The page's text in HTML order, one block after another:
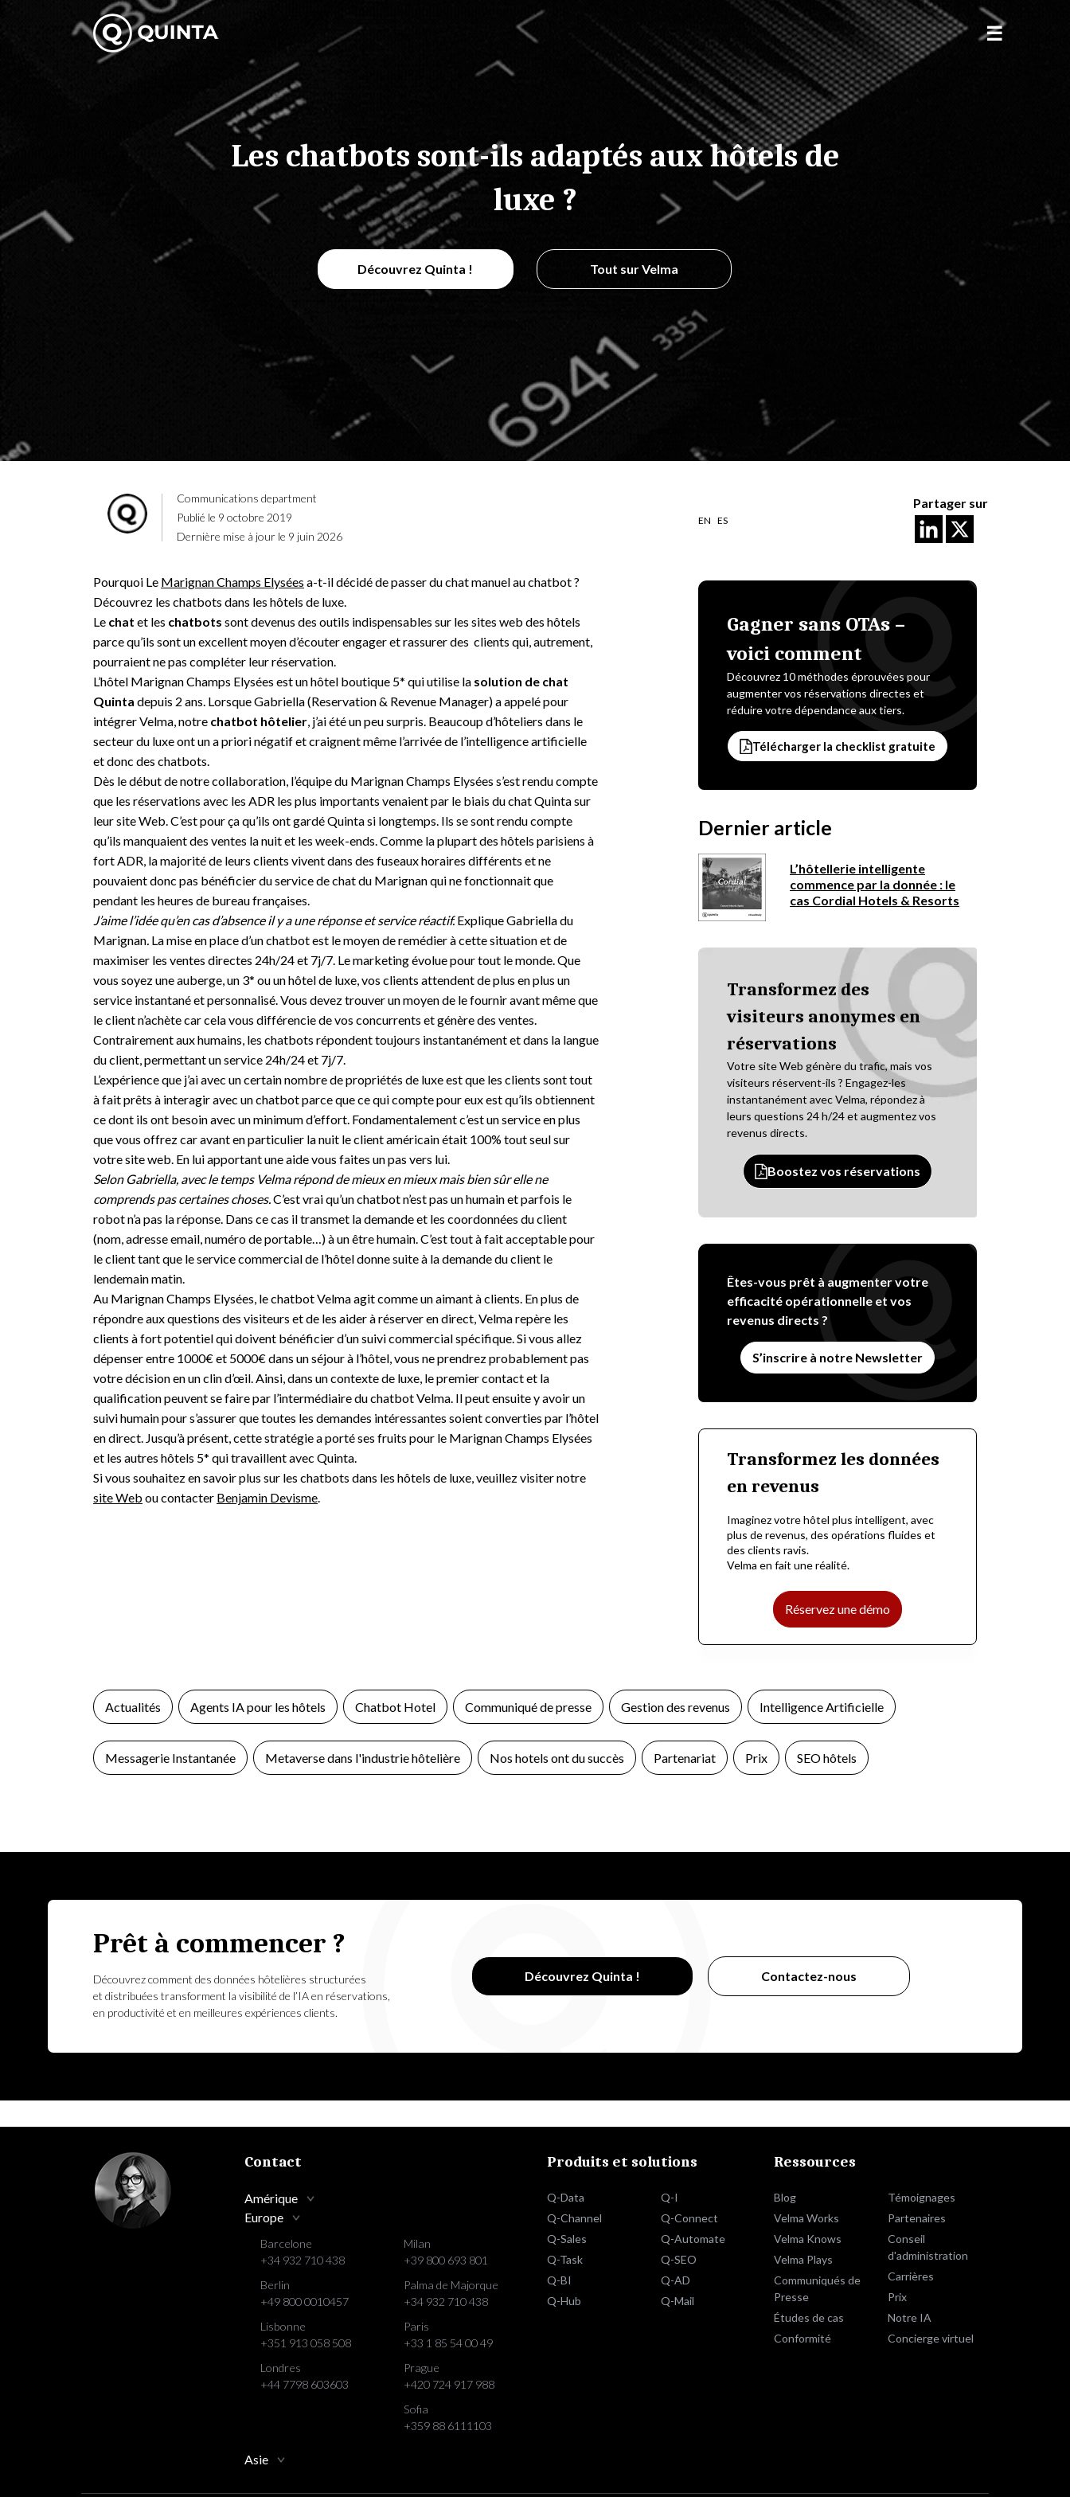
Les chatbots sont-ils adaptés aux hôtels de
luxe ?
Découvrez Quinta ! Tout sur Velma
Communications department
Publié le 9 octobre 2019
Dernière mise à jour le 9 juin 2026
EN ES
Partager sur
Pourquoi Le Marignan Champs Elysées a-t-il décidé de passer du chat manuel au chatbot ?
Découvrez les chatbots dans les hôtels de luxe.
Le chat et les chatbots sont devenus des outils indispensables sur les sites web des hôtels
parce qu’ils sont un excellent moyen d’écouter engager et rassurer des clients qui, autrement,
pourraient ne pas compléter leur réservation.
L’hôtel Marignan Champs Elysées est un hôtel boutique 5* qui utilise la solution de chat
Quinta depuis 2 ans. Lorsque Gabriella (Reservation & Revenue Manager) a appelé pour
intégrer Velma, notre chatbot hôtelier, j’ai été un peu surpris. Beaucoup d’hôteliers dans le
secteur du luxe ont un a priori négatif et craignent même l’arrivée de l’intelligence artificielle
et donc des chatbots.
Dès le début de notre collaboration, l’équipe du Marignan Champs Elysées s’est rendu compte
que les réservations avec les ADR les plus importants venaient par le biais du chat Quinta sur
leur site Web. C’est pour ça qu’ils ont gardé Quinta si longtemps. Ils se sont rendu compte
qu’ils manquaient des ventes la nuit et les week-ends. Comme la plupart des hôtels parisiens à
fort ADR, la majorité de leurs clients vivent dans des fuseaux horaires différents et ne
pouvaient donc pas bénéficier du service de chat du Marignan qui ne fonctionnait que
pendant les heures de bureau françaises.
J’aime l’idée qu’en cas d’absence il y a une réponse et service réactif.Explique Gabriella du
Marignan. La mise en place d’un chatbot est le moyen de remédier à cette situation et de
maximiser les ventes directes 24h/24 et 7j/7. Le marketing évolue pour tout le monde. Que
vous soyez une auberge, un 3* ou un hôtel de luxe, vos clients attendent de plus en plus un
service instantané et personnalisé. Vous devez trouver un moyen de le fournir avant même que
le client n’achète car cela vous différencie de vos concurrents et génère des ventes.
Contrairement aux humains, les chatbots répondent toujours instantanément et dans la langue
du client, permettant un service 24h/24 et 7j/7.
L’expérience que j’ai avec un certain nombre de propriétés de luxe est que les clients sont tout
à fait prêts à interagir avec un chatbot parce que ce qui compte pour eux est qu’ils obtiennent
ce dont ils ont besoin avec un minimum d’effort. Fondamentalement c’est un service en plus
que vous offrez car avant en particulier la nuit le client américain était 100% tout seul sur
votre site web. En lui apportant une aide vous faites un pas vers lui.
Selon Gabriella, avec le temps Velma répond de mieux en mieux mais bien sûr elle ne
comprends pas certaines choses.C’est vrai qu’un chatbot n’est pas un humain etparfois le
robot n’a pas la réponse. Dans ce cas il transmet la demande et les coordonnées du client
(nom, adresse email, numéro de portable…) à un être humain. C’est tout à fait acceptable pour
le client tant que le service commercial de l’hôtel donne suite à la demande du client le
lendemain matin.
Au Marignan Champs Elysées, le chatbot Velma agit comme un aimant à clients. En plus de
répondre aux questions des visiteurs et de les aider à réserver en direct, Velma repère les
clients à fort potentiel qui doivent bénéficier d’un suivi commercial spécifique. Si vous allez
dépenser entre 1000€ et 5000€ dans un séjour à l’hôtel, vous ne prendrez probablement pas
votre décision en un clin d’œil. Ainsi, dans un contexte de luxe, le premier contact et la
qualification peuvent se faire par l’intermédiaire du chatbot Velma. Il peut ensuite y avoir un
suivi humain pour s’assurer que toutes les demandes intéressantes soient converties par l’hôtel
en direct. Jusqu’à présent, cette stratégie a porté ses fruits pour le Marignan Champs Elysées
et les autres hôtels 5* qui travaillent avec Quinta.
Si vous souhaitez en savoir plus sur les chatbots dans les hôtels de luxe, veuillez visiter notre
site Web ou contacter Benjamin Devisme.
Gagner sans OTAs –
voici comment
Découvrez 10 méthodes éprouvées pour
augmenter vos réservations directes et
réduire votre dépendance aux tiers.
Télécharger la checklist gratuite
Dernier article
L’hôtellerie intelligente
commence par la donnée : le
cas Cordial Hotels & Resorts
Transformez des
visiteurs anonymes en
réservations
Votre site Web génère du trafic, mais vos
visiteurs réservent-ils ? Engagez-les
instantanément avec Velma, répondez à
leurs questions 24 h/24 et augmentez vos
revenus directs.
Boostez vos réservations
Êtes-vous prêt à augmenter votre
efficacité opérationnelle et vos
revenus directs ?
S’inscrire à notre Newsletter
Transformez les données
en revenus
Imaginez votre hôtel plus intelligent, avec
plus de revenus, des opérations fluides et
des clients ravis.
Velma en fait une réalité.
Réservez une démo
Actualités Agents IA pour les hôtels Chatbot Hotel Communiqué de presse Gestion des revenus Intelligence Artificielle
Messagerie Instantanée Metaverse dans l'industrie hôtelière Nos hotels ont du succès Partenariat Prix SEO hôtels
Prêt à commencer ?
Découvrez comment des données hôtelières structurées
et distribuées transforment la visibilité de l’IA en réservations,
en productivité et en meilleures expériences clients.
Découvrez Quinta ! Contactez-nous
Contact
Amérique
Europe
Barcelone
+34 932 710 438
Berlin
+49 800 0010457
Lisbonne
+351 913 058 508
Londres
+44 7798 603603
Milan
+39 800 693 801
Palma de Majorque
+34 932 710 438
Paris
+33 1 85 54 00 49
Prague
+420 724 917 988
Sofia
+359 88 6111103
Asie
Produits et solutions
Q-Data
Q-Channel
Q-Sales
Q-Task
Q-BI
Q-Hub
Q-I
Q-Connect
Q-Automate
Q-SEO
Q-AD
Q-Mail
Ressources
Blog
Velma Works
Velma Knows
Velma Plays
Communiqués de
Presse
Études de cas
Conformité
Témoignages
Partenaires
Conseil
d'administration
Carrières
Prix
Notre IA
Concierge virtuel